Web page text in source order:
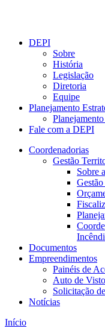
DEPI
Sobre
História
Legislação
Diretoria
Equipe
Planejamento
Fale com a DEPI
Coordenadorias
Gestão
Sobre
Documentos
Empreendimentos
Painéis de
Auto de
Solicitação
Notícias
Início